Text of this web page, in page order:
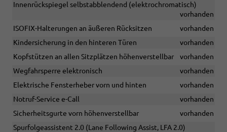
Innenrückspiegel selbstabblendend (elektrochromatisch)
vorhanden
ISOFIX-Halterungen an äußeren Rücksitzen
vorhanden
Kindersicherung in den hinteren Türen
vorhanden
Kopfstützen an allen Sitzplätzen höhenverstellbar
vorhanden
Wegfahrsperre elektronisch
vorhanden
Elektrische Fensterheber vorn und hinten
vorhanden
Notruf-Service e-Call
vorhanden
Sicherheitsgurte vorn höhenverstellbar
vorhanden
Spurfolgeassistent 2.0 (Lane Following Assist, LFA 2.0)